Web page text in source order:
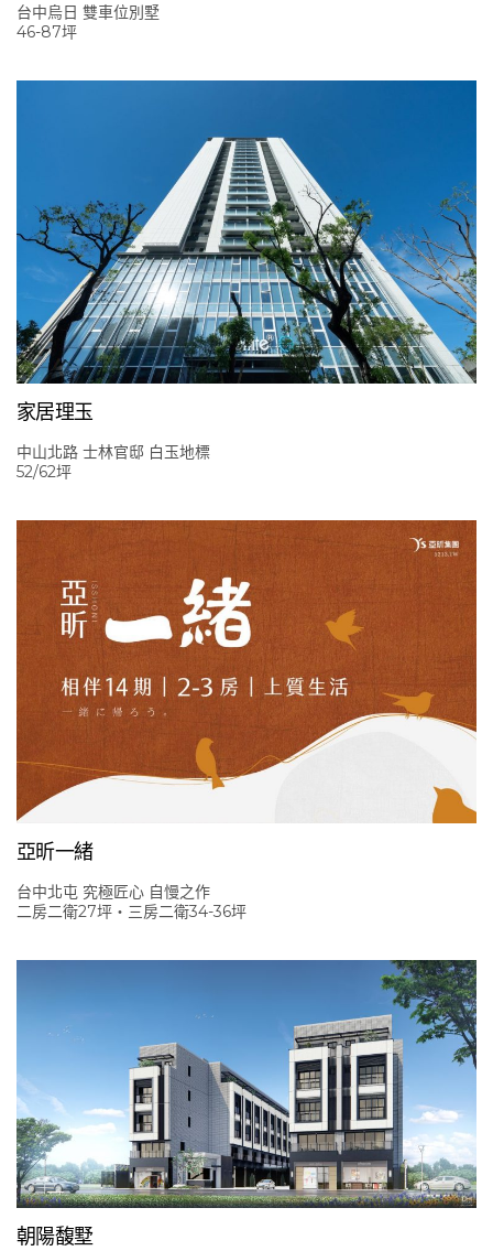
台中烏日 雙車位別墅
46-87坪
家居理玉
中山北路 士林官邸 白玉地標
52/62坪
亞昕一緒
台中北屯 究極匠心 自慢之作
二房二衛27坪‧三房二衛34-36坪
朝陽馥墅